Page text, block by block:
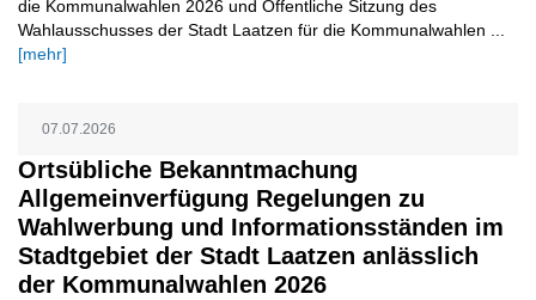
die Kommunalwahlen 2026 und Öffentliche Sitzung des
Wahlausschusses der Stadt Laatzen für die Kommunalwahlen ...
[mehr]
07.07.2026
Ortsübliche Bekanntmachung
Allgemeinverfügung Regelungen zu
Wahlwerbung und Informationsständen im
Stadtgebiet der Stadt Laatzen anlässlich
der Kommunalwahlen 2026